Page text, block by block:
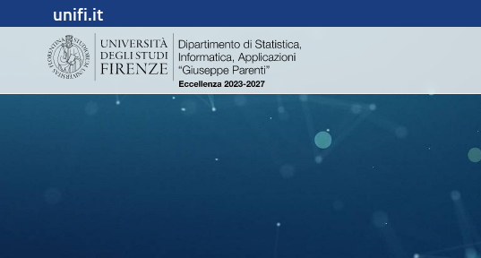
unifi.it